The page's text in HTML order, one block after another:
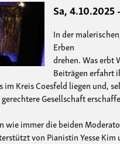
Sa, 4.10.2025
In der
Erben
drehen. Was erbt
Beiträgen erfahrt
Kreis Coesfeld liegen und,
Gesellschaft
wie immer die beiden
von Pianistin Yesse Kim